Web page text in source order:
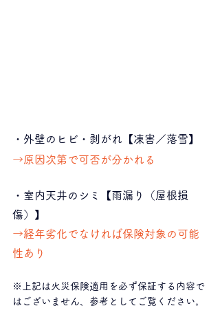
・外壁のヒビ・剥がれ【凍害／落雪】
→原因次第で可否が分かれる
・室内天井のシミ【雨漏り（屋根損
傷）】
→経年劣化でなければ保険対象の可能
性あり
※上記は火災保険適用を必ず保証する内容で
はございません、参考としてご覧ください。